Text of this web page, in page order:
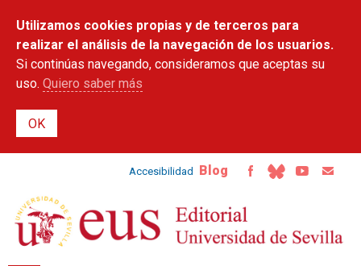
contenido
principal
Utilizamos cookies propias y de terceros para
realizar el análisis de la navegación de los usuarios.
Si continúas navegando, consideramos que aceptas su
uso. Quiero saber más
Accesibilidad Blog